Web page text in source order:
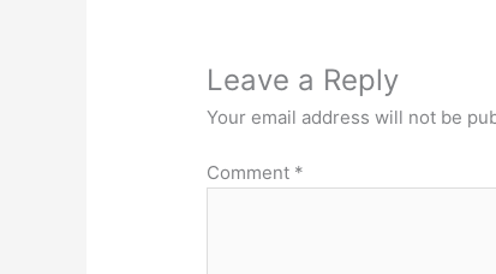
Leave a Reply
Your email address will not be
Comment *